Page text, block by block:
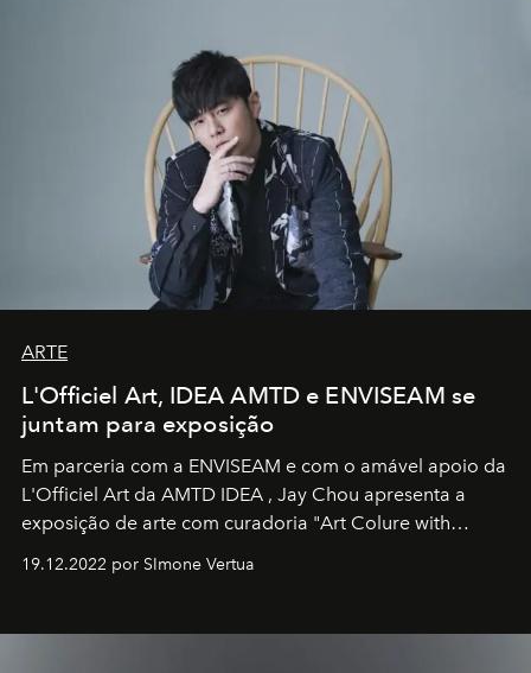
ARTE
L'Officiel Art, IDEA AMTD e ENVISEAM se
juntam para exposição
Em parceria com a ENVISEAM e com o amável apoio da
L'Officiel Art da AMTD IDEA , Jay Chou apresenta a
exposição de arte com curadoria "Art Colure with
19.12.2022 por SImone Vertua